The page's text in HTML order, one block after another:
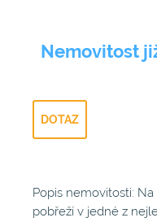
Nemovitost
DOTAZ
Popis nemovitosti:
pobřeží v jedné z